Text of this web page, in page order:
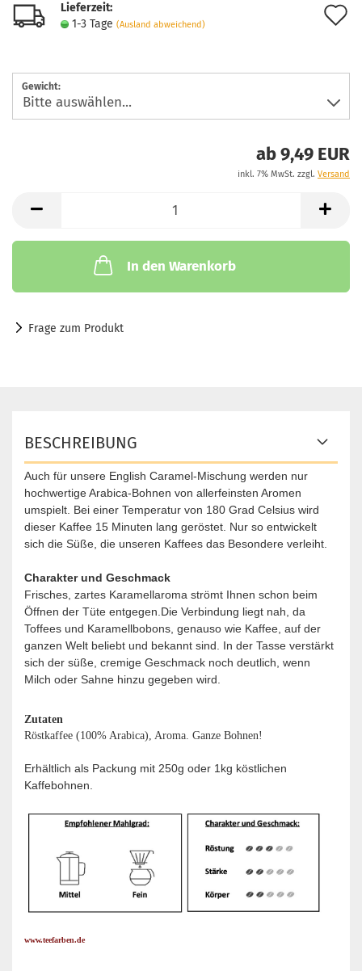
Lieferzeit:
1-3 Tage (Ausland abweichend)
Gewicht:
ab 9,49 EUR
inkl. 7% MwSt. zzgl. Versand
In den Warenkorb
Frage zum Produkt
BESCHREIBUNG
Auch für unsere English Caramel-Mischung werden nur
hochwertige Arabica-Bohnen von allerfeinsten Aromen
umspielt. Bei einer Temperatur von 180 Grad Celsius wird
dieser Kaffee 15 Minuten lang geröstet. Nur so entwickelt
sich die Süße, die unseren Kaffees das Besondere verleiht.
Charakter und Geschmack
Frisches, zartes Karamellaroma strömt Ihnen schon beim
Öffnen der Tüte entgegen.Die Verbindung liegt nah, da
Toffees und Karamellbobons, genauso wie Kaffee, auf der
ganzen Welt beliebt und bekannt sind. In der Tasse verstärkt
sich der süße, cremige Geschmack noch deutlich, wenn
Milch oder Sahne hinzu gegeben wird.
Zutaten
Röstkaffee (100% Arabica), Aroma. Ganze Bohnen!
Erhältlich als Packung mit 250g oder 1kg köstlichen
Kaffebohnen.
www.teefarben.de